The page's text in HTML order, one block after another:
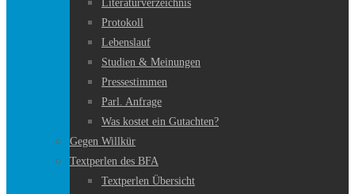
Literaturverzeichnis
Protokoll
Lebenslauf
Studien & Meinungen
Pressestimmen
Parl. Anfrage
Was kostet ein Gutachten?
Gegen Willkür
Textperlen des BFA
Textperlen Übersicht